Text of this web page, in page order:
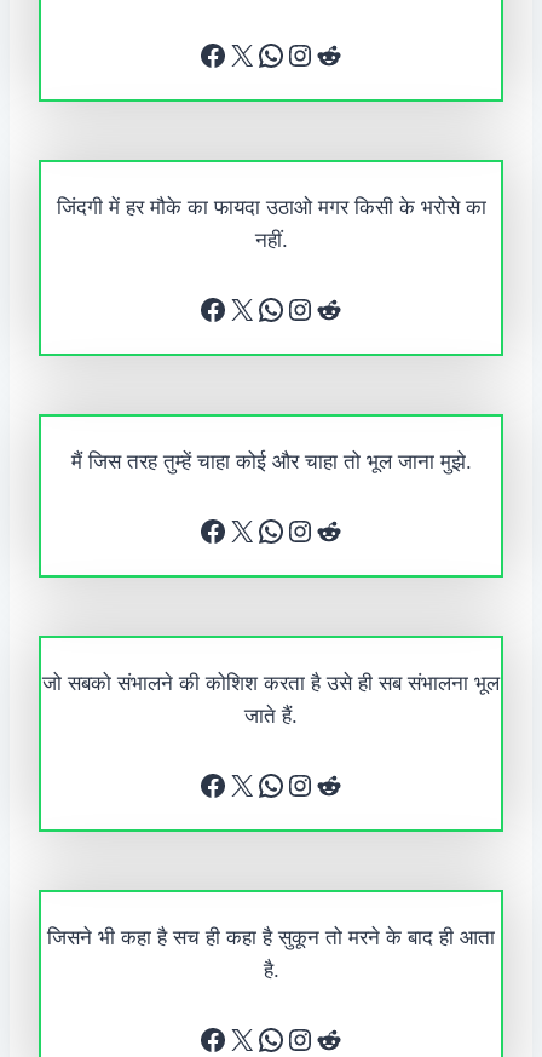
Facebook X WhatsApp Instagram Reddit
जिंदगी में हर मौके का फायदा उठाओ मगर किसी के भरोसे का
नहीं.
Facebook X WhatsApp Instagram Reddit
मैं जिस तरह तुम्हें चाहा कोई और चाहा तो भूल जाना मुझे.
Facebook X WhatsApp Instagram Reddit
जो सबको संभालने की कोशिश करता है उसे ही सब संभालना भूल
जाते हैं.
Facebook X WhatsApp Instagram Reddit
जिसने भी कहा है सच ही कहा है सुकून तो मरने के बाद ही आता
है.
Facebook X WhatsApp Instagram Reddit